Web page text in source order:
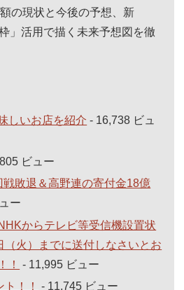
の現状と今後の予想、新
」活用で描く未来予想図を徹
しいお店を紹介 - 16,738 ビュ
ビュー
敗退＆高野連の寄付金18億
ー
からテレビ等受信機設置状
（火）までに送付しなさいとお
！
- 11,995 ビュー
！！
- 11,745 ビュー